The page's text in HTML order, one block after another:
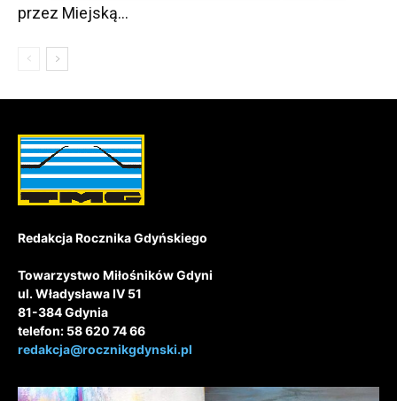
przez Miejską...
Redakcja Rocznika Gdyńskiego
Towarzystwo Miłośników Gdyni
ul. Władysława IV 51
81-384 Gdynia
telefon: 58 620 74 66
redakcja@rocznikgdynski.pl